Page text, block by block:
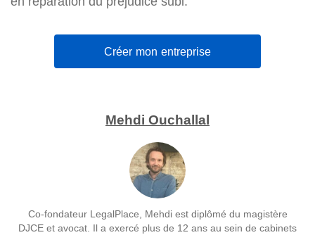
Créer mon entreprise
Mehdi Ouchallal
Co-fondateur LegalPlace, Mehdi est diplômé du magistère
DJCE et avocat. Il a exercé plus de 12 ans au sein de cabinets